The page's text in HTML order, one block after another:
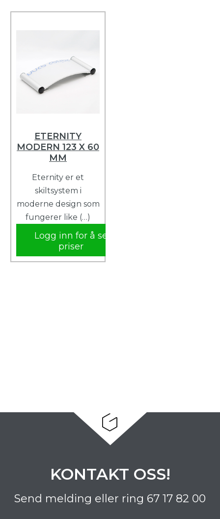
ETERNITY
MODERN 123 X 60
MM
Eternity er et
skiltsystem i
moderne design som
fungerer like (…)
Logg inn for å se
priser
KONTAKT OSS!
Send melding eller ring 67 17 82 00